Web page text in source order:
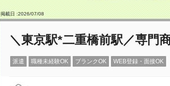
掲載日 :2026/07/08
＼東京駅*二重橋前駅／専門
派遣 職種未経験OK ブランクOK WEB登録・面接OK